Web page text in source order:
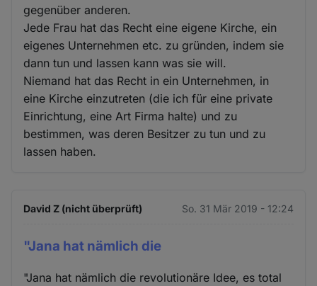
gegenüber anderen.
Jede Frau hat das Recht eine eigene Kirche, ein
eigenes Unternehmen etc. zu gründen, indem sie
dann tun und lassen kann was sie will.
Niemand hat das Recht in ein Unternehmen, in
eine Kirche einzutreten (die ich für eine private
Einrichtung, eine Art Firma halte) und zu
bestimmen, was deren Besitzer zu tun und zu
lassen haben.
David Z (nicht überprüft) So. 31 Mär 2019 - 12:24
"Jana hat nämlich die
"Jana hat nämlich die revolutionäre Idee, es total